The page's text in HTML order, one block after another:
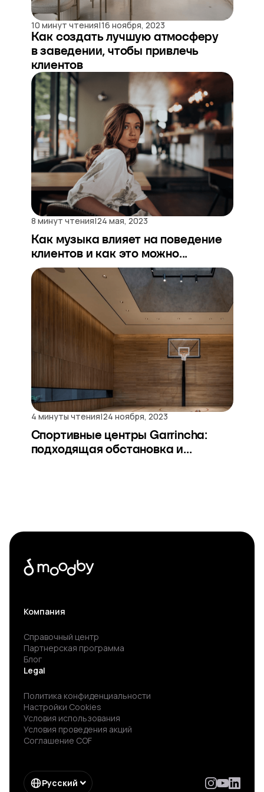
10 минут чтения|16 ноября, 2023
Как создать лучшую атмосферу
в заведении, чтобы привлечь
клиентов
8 минут чтения|24 мая, 2023
Как музыка влияет на поведение
клиентов и как это можно...
4 минуты чтения|24 ноября, 2023
Спортивные центры Garrincha:
подходящая обстановка и...
Компания
Справочный центр
Партнерская программа
Блог
Legal
Политика конфиденциальности
Настройки Cookies
Условия использования
Условия проведения акций
Соглашение COF
Русский